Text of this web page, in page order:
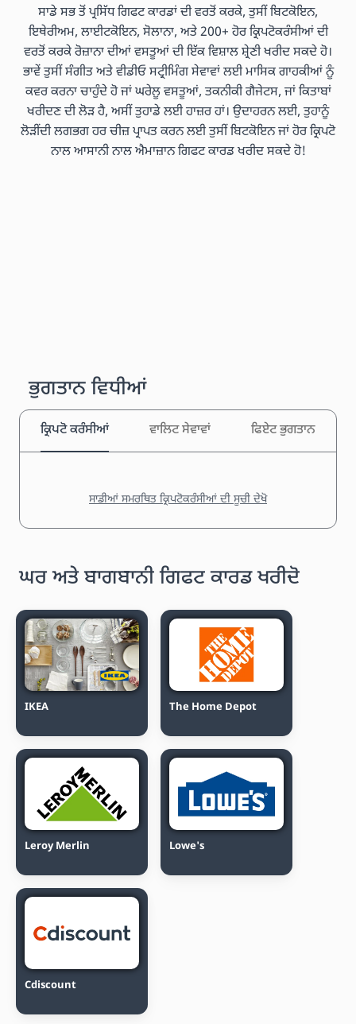
ਸਾਡੇ ਸਭ ਤੋਂ ਪ੍ਰਸਿੱਧ ਗਿਫਟ ਕਾਰਡਾਂ ਦੀ ਵਰਤੋਂ ਕਰਕੇ, ਤੁਸੀਂ ਬਿਟਕੋਇਨ,
ਇਥੇਰੀਅਮ, ਲਾਈਟਕੋਇਨ, ਸੋਲਾਨਾ, ਅਤੇ 200+ ਹੋਰ ਕ੍ਰਿਪਟੋਕਰੰਸੀਆਂ ਦੀ
ਵਰਤੋਂ ਕਰਕੇ ਰੋਜ਼ਾਨਾ ਦੀਆਂ ਵਸਤੂਆਂ ਦੀ ਇੱਕ ਵਿਸ਼ਾਲ ਸ਼੍ਰੇਣੀ ਖਰੀਦ ਸਕਦੇ ਹੋ।
ਭਾਵੇਂ ਤੁਸੀਂ ਸੰਗੀਤ ਅਤੇ ਵੀਡੀਓ ਸਟ੍ਰੀਮਿੰਗ ਸੇਵਾਵਾਂ ਲਈ ਮਾਸਿਕ ਗਾਹਕੀਆਂ ਨੂੰ
ਕਵਰ ਕਰਨਾ ਚਾਹੁੰਦੇ ਹੋ ਜਾਂ ਘਰੇਲੂ ਵਸਤੂਆਂ, ਤਕਨੀਕੀ ਗੈਜੇਟਸ, ਜਾਂ ਕਿਤਾਬਾਂ
ਖਰੀਦਣ ਦੀ ਲੋੜ ਹੈ, ਅਸੀਂ ਤੁਹਾਡੇ ਲਈ ਹਾਜ਼ਰ ਹਾਂ। ਉਦਾਹਰਨ ਲਈ, ਤੁਹਾਨੂੰ
ਲੋੜੀਂਦੀ ਲਗਭਗ ਹਰ ਚੀਜ਼ ਪ੍ਰਾਪਤ ਕਰਨ ਲਈ ਤੁਸੀਂ ਬਿਟਕੋਇਨ ਜਾਂ ਹੋਰ ਕ੍ਰਿਪਟੋ
ਨਾਲ ਆਸਾਨੀ ਨਾਲ ਐਮਾਜ਼ਾਨ ਗਿਫਟ ਕਾਰਡ ਖਰੀਦ ਸਕਦੇ ਹੋ!
ਭੁਗਤਾਨ ਵਿਧੀਆਂ
ਕ੍ਰਿਪਟੋ ਕਰੰਸੀਆਂ ਵਾਲਿਟ ਸੇਵਾਵਾਂ ਫਿਏਟ ਭੁਗਤਾਨ
ਸਾਡੀਆਂ ਸਮਰਥਿਤ ਕ੍ਰਿਪਟੋਕਰੰਸੀਆਂ ਦੀ ਸੂਚੀ ਦੇਖੋ
ਘਰ ਅਤੇ ਬਾਗਬਾਨੀ ਗਿਫਟ ਕਾਰਡ ਖਰੀਦੋ
IKEA The Home Depot
Leroy Merlin Lowe's
Cdiscount